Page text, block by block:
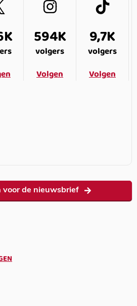
594K
volgers
Volgen
9,7K
volgers
Volgen
voor de nieuwsbrief